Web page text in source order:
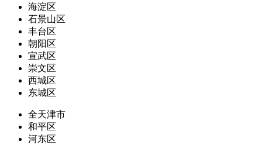
海淀区
石景山区
丰台区
朝阳区
宣武区
崇文区
西城区
东城区
全天津市
和平区
河东区